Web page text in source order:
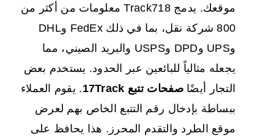
موقعك. يدمج Track718 معلومات من أكثر من
800 شركة نقل، بما في ذلك FedEx وDHL
وUPS وDPD وUSPS والبريد الصيني، مما
يجعله مثالياً للبائعين عبر الحدود. يستخدم بعض
التجار أيضًاصفحات تتبع 17Track
. يقوم العملاء
ببساطة بإدخال رقم التتبع الخاص بهم لعرض
موقع الطرد والتقدم المحرز. هذا يحافظ على